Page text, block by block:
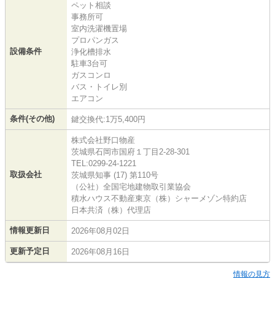
設備条件
ペット相談
事務所可
室内洗濯機置場
プロパンガス
浄化槽排水
駐車3台可
ガスコンロ
バス・トイレ別
エアコン
条件(その他) 鍵交換代:1万5,400円
取扱会社
株式会社野口物産
茨城県石岡市国府１丁目2-28-301
TEL:0299-24-1221
茨城県知事 (17) 第110号
（公社）全国宅地建物取引業協会
積水ハウス不動産東京（株）シャーメゾン特約店
日本共済（株）代理店
情報更新日 2026年08月02日
更新予定日 2026年08月16日
情報の見方